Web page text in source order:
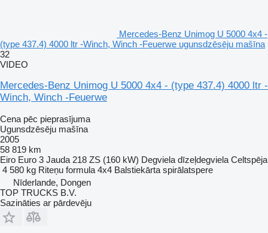
Mercedes-Benz Unimog U 5000 4x4 -
(type 437.4) 4000 ltr -Winch, Winch -Feuerwe ugunsdzēsēju mašīna
32
VIDEO
Mercedes-Benz Unimog U 5000 4x4 - (type 437.4) 4000 ltr -
Winch, Winch -Feuerwe
Cena pēc pieprasījuma
Ugunsdzēsēju mašīna
2005
58 819 km
Eiro Euro 3 Jauda 218 ZS (160 kW) Degviela dīzeļdegviela Celtspēja
4 580 kg Riteņu formula 4x4 Balstiekārta spirālatspere
Nīderlande, Dongen
TOP TRUCKS B.V.
Sazināties ar pārdevēju